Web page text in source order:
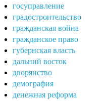
госуправление
градостроительство
гражданская война
гражданское право
губернская власть
дальний восток
дворянство
демография
денежная реформа